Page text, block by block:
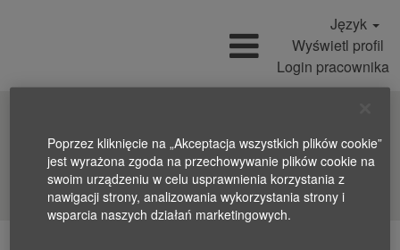
Język
Wyświetl profil
Login pracownika
Wyszukiwanie ofert pracy
Poprzez kliknięcie na „Akceptacja wszystkich plików cookie”
jest wyrażona zgoda na przechowywanie plików cookie na
swoim urządzeniu w celu usprawnienia korzystania z
nawigacji strony, analizowania wykorzystania strony i
wsparcia naszych działań marketingowych.